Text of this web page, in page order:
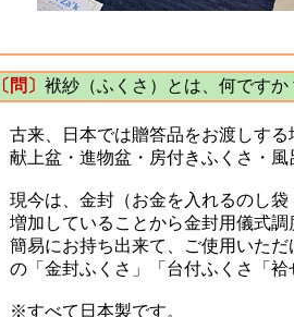
〔問〕 袱紗（ふくさ）とは、何ですか
古来、日本では贈答品をお渡しす
献上盆・進物盆・房付きふくさ・風
現今は、金封（お金を入れるのし袋
増加していることから金封用儀式調
簡易にお持ち出来て、ご使用いた
の「金封ふくさ」「台付ふくさ「
※すべて日本製です。